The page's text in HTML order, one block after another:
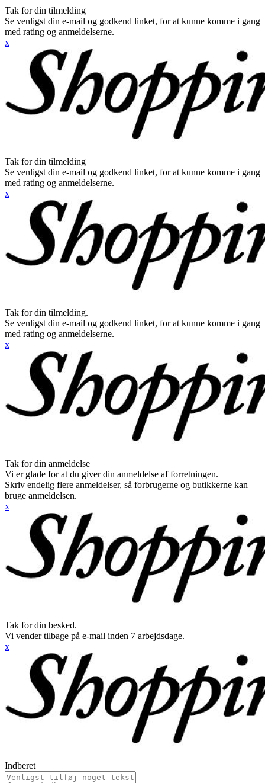
Tak for din tilmelding
Se venligst din e-mail og godkend linket, for at kunne komme i gang
med rating og anmeldelserne.
x
Tak for din tilmelding
Se venligst din e-mail og godkend linket, for at kunne komme i gang
med rating og anmeldelserne.
x
Tak for din tilmelding.
Se venligst din e-mail og godkend linket, for at kunne komme i gang
med rating og anmeldelserne.
x
Tak for din anmeldelse
Vi er glade for at du giver din anmeldelse af forretningen.
Skriv endelig flere anmeldelser, så forbrugerne og butikkerne kan
bruge anmeldelsen.
x
Tak for din besked.
Vi vender tilbage på e-mail inden 7 arbejdsdage.
x
Indberet